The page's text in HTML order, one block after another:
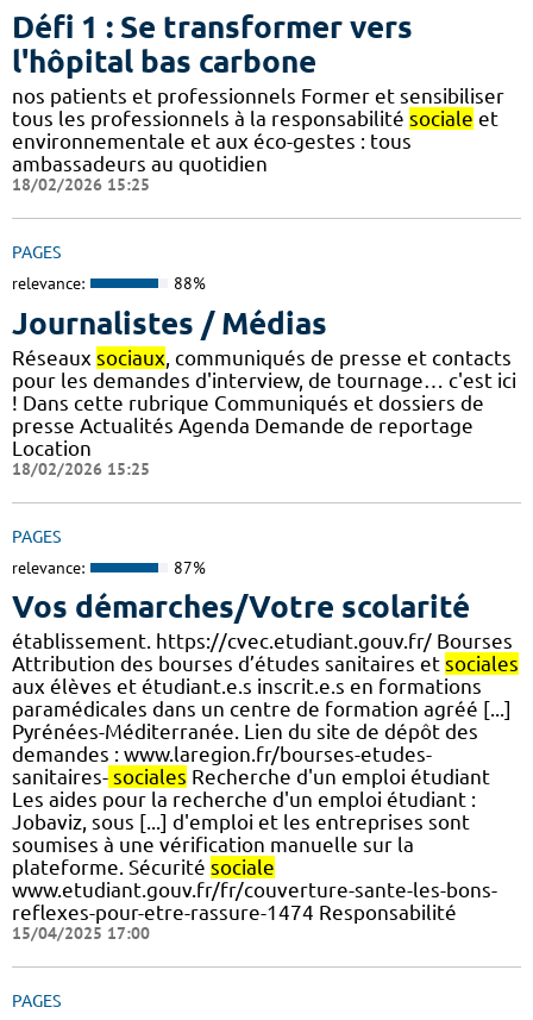
Défi 1 : Se transformer vers
l'hôpital bas carbone
nos patients et professionnels Former et sensibiliser
tous les professionnels à la responsabilité sociale et
environnementale et aux éco-gestes : tous
ambassadeurs au quotidien
18/02/2026 15:25
PAGES
relevance: 88%
Journalistes / Médias
Réseaux sociaux , communiqués de presse et contacts
pour les demandes d'interview, de tournage… c'est ici
! Dans cette rubrique Communiqués et dossiers de
presse Actualités Agenda Demande de reportage
Location
18/02/2026 15:25
PAGES
relevance: 87%
Vos démarches/Votre scolarité
établissement. https://cvec.etudiant.gouv.fr/ Bourses
Attribution des bourses d’études sanitaires et sociales
aux élèves et étudiant.e.s inscrit.e.s en formations
paramédicales dans un centre de formation agréé [...]
Pyrénées-Méditerranée. Lien du site de dépôt des
demandes : www.laregion.fr/bourses-etudes-
sanitaires- sociales Recherche d'un emploi étudiant
Les aides pour la recherche d'un emploi étudiant :
Jobaviz, sous [...] d'emploi et les entreprises sont
soumises à une vérification manuelle sur la
plateforme. Sécurité sociale
www.etudiant.gouv.fr/fr/couverture-sante-les-bons-
reflexes-pour-etre-rassure-1474 Responsabilité
15/04/2025 17:00
PAGES